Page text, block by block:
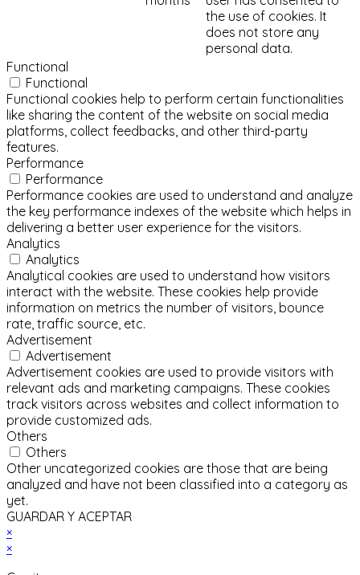
the use of cookies. It
does not store any
personal data.
Functional
Functional
Functional cookies help to perform certain functionalities
like sharing the content of the website on social media
platforms, collect feedbacks, and other third-party
features.
Performance
Performance
Performance cookies are used to understand and analyze
the key performance indexes of the website which helps in
delivering a better user experience for the visitors.
Analytics
Analytics
Analytical cookies are used to understand how visitors
interact with the website. These cookies help provide
information on metrics the number of visitors, bounce
rate, traffic source, etc.
Advertisement
Advertisement
Advertisement cookies are used to provide visitors with
relevant ads and marketing campaigns. These cookies
track visitors across websites and collect information to
provide customized ads.
Others
Others
Other uncategorized cookies are those that are being
analyzed and have not been classified into a category as
yet.
GUARDAR Y ACEPTAR
×
×